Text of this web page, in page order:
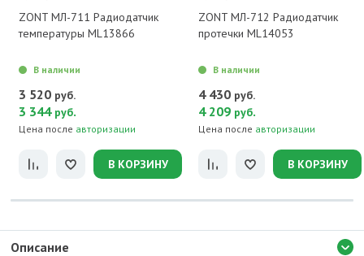
ZONT МЛ-711 Радиодатчик
температуры ML13866
В наличии
3 520 руб.
3 344 руб.
Цена после авторизации
В КОРЗИНУ
ZONT МЛ-712 Радиодатчик
протечки ML14053
В наличии
4 430 руб.
4 209 руб.
Цена после авторизации
В КОРЗИНУ
Описание